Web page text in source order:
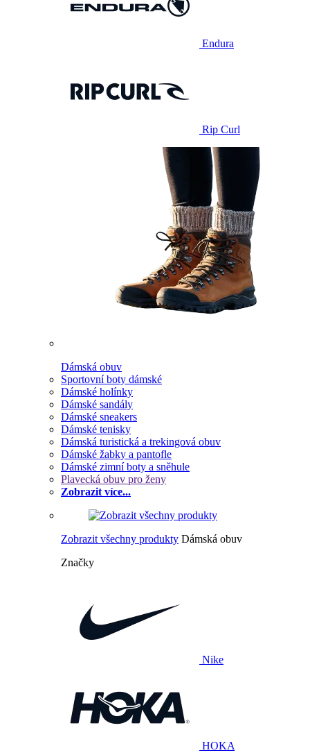
Endura
Rip Curl
Dámská obuv
Sportovní boty dámské
Dámské holínky
Dámské sandály
Dámské sneakers
Dámské tenisky
Dámská turistická a trekingová obuv
Dámské žabky a pantofle
Dámské zimní boty a sněhule
Plavecká obuv pro ženy
Zobrazit více...
Zobrazit všechny produkty Dámská obuv
Značky
Nike
HOKA